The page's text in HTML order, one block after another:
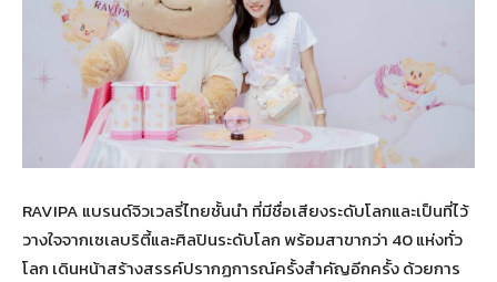
RAVIPA แบรนด์จิวเวลรี่ไทยชั้นนำ ที่มีชื่อเสียงระดับโลกและเป็นที่ไว้
วางใจจากเซเลบริตี้และศิลปินระดับโลก พร้อมสาขากว่า 40 แห่งทั่ว
โลก เดินหน้าสร้างสรรค์ปรากฏการณ์ครั้งสำคัญอีกครั้ง ด้วยการ